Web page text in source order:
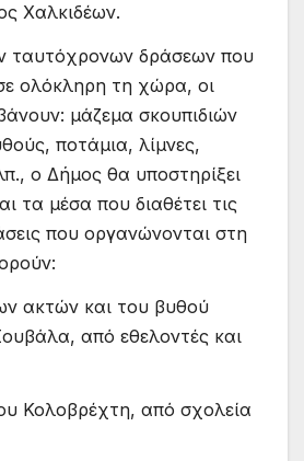
Χαλκιδέων.
ταυτόχρονων δράσεων που
ολόκληρη τη χώρα, οι
μάζεμα σκουπιδιών
ποτάμια, λίμνες,
ο Δήμος θα υποστηρίξει
τα μέσα που διαθέτει τις
που οργανώνονται στη
ακτών και του βυθού
από εθελοντές και
Κολοβρέχτη, από σχολεία